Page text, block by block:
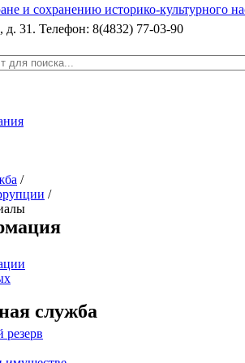
д. 31. Телефон: 8(4832) 77-03-90
/
/
служба